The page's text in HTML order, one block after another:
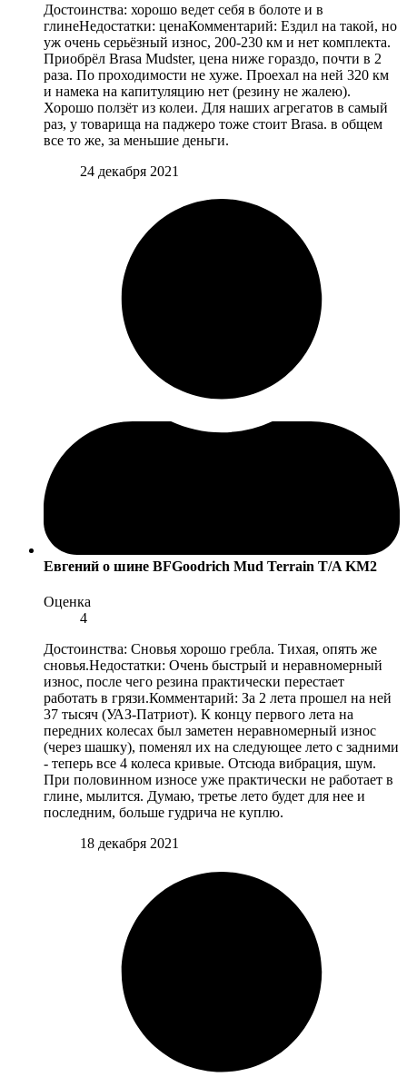
Достоинства: хорошо ведет себя в болоте и в
глинеНедостатки: ценаКомментарий: Ездил на такой, но
уж очень серьёзный износ, 200-230 км и нет комплекта.
Приобрёл Brasa Mudster, цена ниже гораздо, почти в 2
раза. По проходимости не хуже. Проехал на ней 320 км
и намека на капитуляцию нет (резину не жалею).
Хорошо ползёт из колеи. Для наших агрегатов в самый
раз, у товарища на паджеро тоже стоит Brasa. в общем
все то же, за меньшие деньги.
24 декабря 2021
Евгений о шине BFGoodrich Mud Terrain T/A KM2
Оценка
4
Достоинства: Сновья хорошо гребла. Тихая, опять же
сновья.Недостатки: Очень быстрый и неравномерный
износ, после чего резина практически перестает
работать в грязи.Комментарий: За 2 лета прошел на ней
37 тысяч (УАЗ-Патриот). К концу первого лета на
передних колесах был заметен неравномерный износ
(через шашку), поменял их на следующее лето с задними
- теперь все 4 колеса кривые. Отсюда вибрация, шум.
При половинном износе уже практически не работает в
глине, мылится. Думаю, третье лето будет для нее и
последним, больше гудрича не куплю.
18 декабря 2021